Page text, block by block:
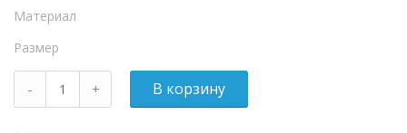
Материал
Размер